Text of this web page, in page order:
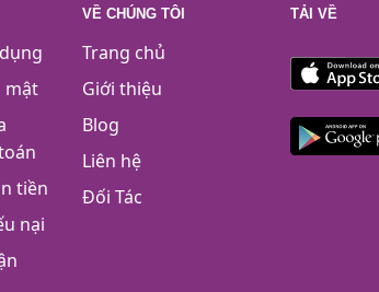
mật
tiền
nại
VỀ CHÚNG TÔI
Trang chủ
Giới thiệu
Blog
Liên hệ
Đối Tác
TẢI VỀ